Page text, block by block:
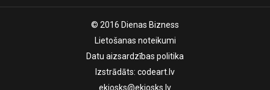
© 2016 Dienas Bizness
Lietošanas noteikumi
Datu aizsardzības politika
Izstrādāts: codeart.lv
ekiosks@ekiosks.lv